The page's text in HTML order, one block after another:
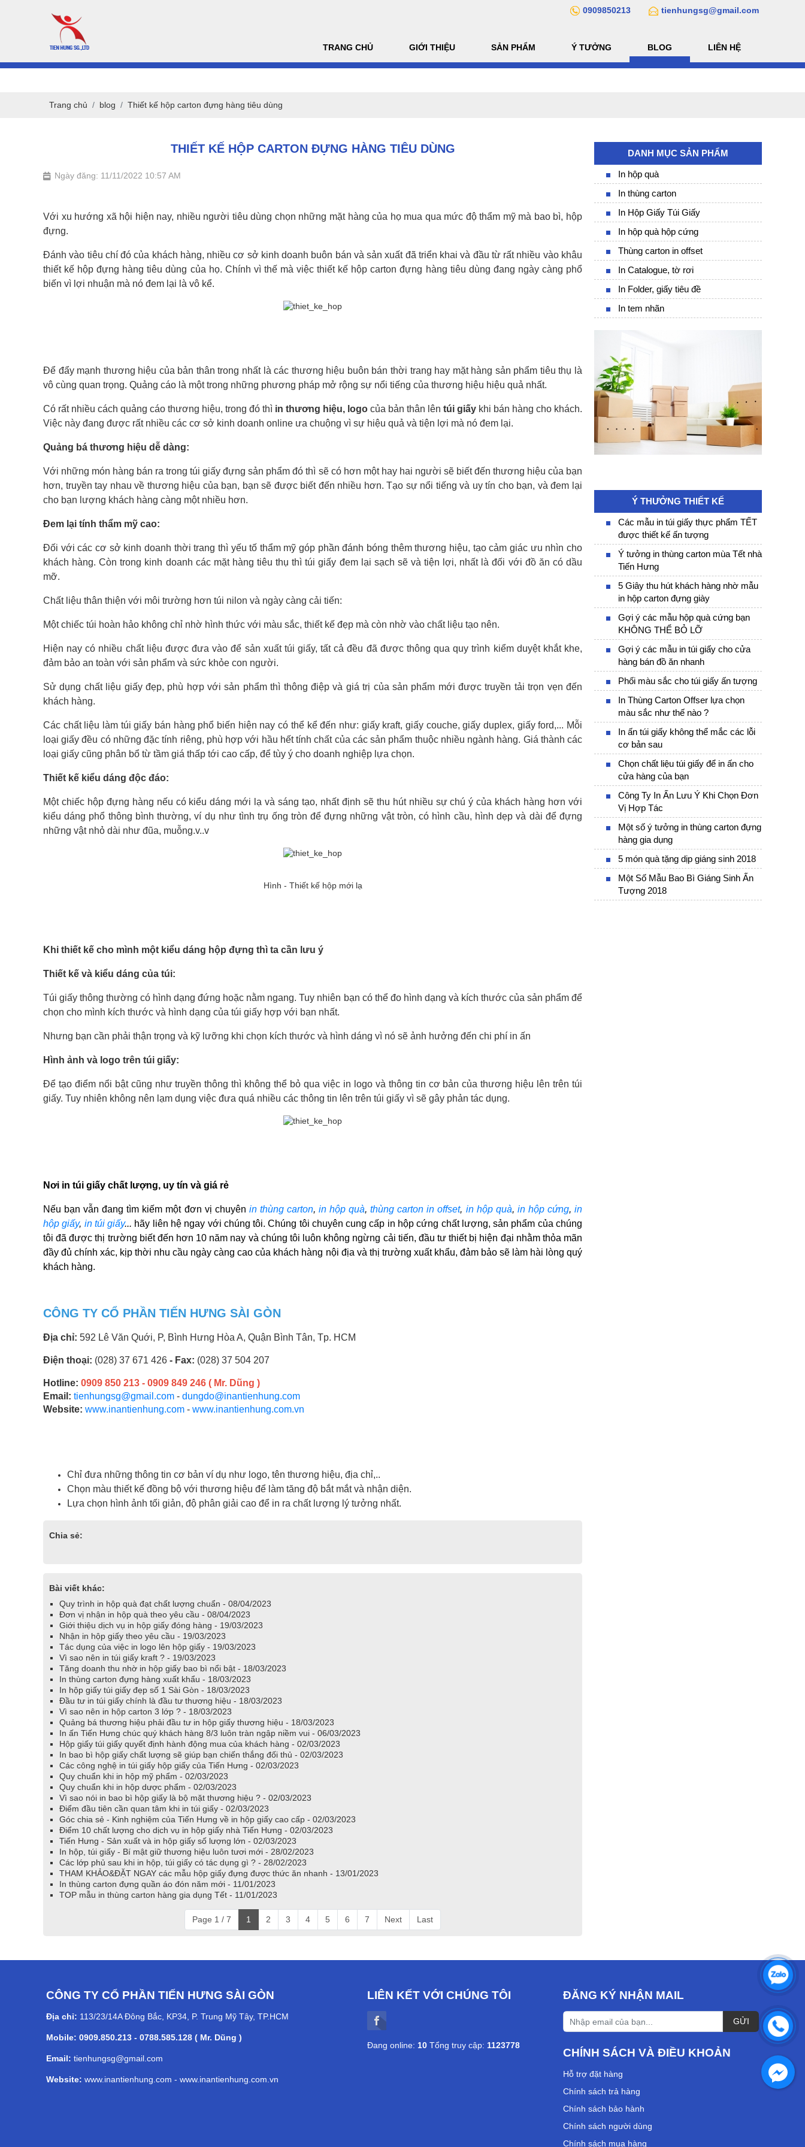
0909850213 tienhungsg@gmail.com
TRANG CHỦ GIỚI THIỆU SẢN PHẨM Ý TƯỞNG BLOG LIÊN HỆ
Trang chủ blog Thiết kế hộp carton đựng hàng tiêu dùng
THIẾT KẾ HỘP CARTON ĐỰNG HÀNG TIÊU DÙNG
Ngày đăng: 11/11/2022 10:57 AM
Với xu hướng xã hội hiện nay, nhiều người tiêu dùng chọn những mặt hàng của họ mua qua mức độ thẩm mỹ mà bao bì, hộp
đựng.
Đánh vào tiêu chí đó của khách hàng, nhiều cơ sở kinh doanh buôn bán và sản xuất đã triển khai và đầu từ rất nhiều vào khâu
thiết kế hộp đựng hàng tiêu dùng của họ. Chính vì thế mà việc thiết kế hộp carton đựng hàng tiêu dùng đang ngày càng phổ
biến vì lợi nhuận mà nó đem lại là vô kể.
Để đẩy mạnh thương hiệu của bản thân trong nhất là các thương hiệu buôn bán thời trang hay mặt hàng sản phẩm tiêu thụ là
vô cùng quan trọng. Quảng cáo là một trong những phương pháp mở rộng sự nổi tiếng của thương hiệu hiệu quả nhất.
Có rất nhiều cách quảng cáo thương hiệu, trong đó thì in thương hiệu, logo của bản thân lên túi giấy khi bán hàng cho khách.
Việc này đang được rất nhiều các cơ sở kinh doanh online ưa chuộng vì sự hiệu quả và tiện lợi mà nó đem lại.
Quảng bá thương hiệu dễ dàng:
Với những món hàng bán ra trong túi giấy đựng sản phẩm đó thì sẽ có hơn một hay hai người sẽ biết đến thương hiệu của bạn
hơn, truyền tay nhau về thương hiệu của bạn, bạn sẽ được biết đến nhiều hơn. Tạo sự nổi tiếng và uy tín cho bạn, và đem lại
cho bạn lượng khách hàng càng một nhiều hơn.
Đem lại tính thẩm mỹ cao:
Đối với các cơ sở kinh doanh thời trang thì yếu tố thẩm mỹ góp phần đánh bóng thêm thương hiệu, tạo cảm giác ưu nhìn cho
khách hàng. Còn trong kinh doanh các mặt hàng tiêu thụ thì túi giấy đem lại sạch sẽ và tiện lợi, nhất là đối với đồ ăn có dầu
mỡ.
Chất liệu thân thiện với môi trường hơn túi nilon và ngày càng cải tiến:
Một chiếc túi hoàn hảo không chỉ nhờ hình thức với màu sắc, thiết kế đẹp mà còn nhờ vào chất liệu tạo nên.
Hiện nay có nhiều chất liệu được đưa vào để sản xuất túi giấy, tất cả đều đã được thông qua quy trình kiểm duyệt khắt khe,
đảm bảo an toàn với sản phẩm và sức khỏe con người.
Sử dụng chất liệu giấy đẹp, phù hợp với sản phẩm thì thông điệp và giá trị của sản phẩm mới được truyền tải trọn vẹn đến
khách hàng.
Các chất liệu làm túi giấy bán hàng phổ biến hiện nay có thể kể đến như: giấy kraft, giấy couche, giấy duplex, giấy ford,... Mỗi
loại giấy đều có những đặc tính riêng, phù hợp với hầu hết tính chất của các sản phẩm thuộc nhiều ngành hàng. Giá thành các
loại giấy cũng phân bổ từ tầm giá thấp tới cao cấp, để tùy ý cho doanh nghiệp lựa chọn.
Thiết kế kiểu dáng độc đáo:
Một chiếc hộp đựng hàng nếu có kiểu dáng mới lạ và sáng tạo, nhất định sẽ thu hút nhiều sự chú ý của khách hàng hơn với
kiểu dáng phổ thông bình thường, ví dụ như tình trụ ống tròn để đựng những vật tròn, có hình cầu, hình dẹp và dài để đựng
những vật nhỏ dài như đũa, muỗng.v..v
Hình - Thiết kế hộp mới lạ
Khi thiết kế cho mình một kiểu dáng hộp đựng thì ta cần lưu ý
Thiết kế và kiểu dáng của túi:
Túi giấy thông thường có hình dạng đứng hoặc nằm ngang. Tuy nhiên bạn có thể đo hình dạng và kích thước của sản phẩm để
chọn cho mình kích thước và hình dạng của túi giấy hợp với bạn nhất.
Nhưng bạn cần phải thận trọng và kỹ lưỡng khi chọn kích thước và hình dáng vì nó sẽ ảnh hưởng đến chi phí in ấn
Hình ảnh và logo trên túi giấy:
Để tạo điểm nổi bật cũng như truyền thông thì không thể bỏ qua việc in logo và thông tin cơ bản của thương hiệu lên trên túi
giấy. Tuy nhiên không nên lạm dụng việc đưa quá nhiều các thông tin lên trên túi giấy vì sẽ gây phản tác dụng.
Nơi in túi giấy chất lượng, uy tín và giá rẻ
Nếu bạn vẫn đang tìm kiếm một đơn vị chuyên in thùng carton, in hộp quà, thùng carton in offset, in hộp quà, in hộp cứng, in
hộp giấy, in túi giấy... hãy liên hệ ngay với chúng tôi. Chúng tôi chuyên cung cấp in hộp cứng chất lượng, sản phẩm của chúng
tôi đã được thị trường biết đến hơn 10 năm nay và chúng tôi luôn không ngừng cải tiến, đầu tư thiết bị hiện đại nhằm thỏa mãn
đầy đủ chính xác, kịp thời nhu cầu ngày càng cao của khách hàng nội địa và thị trường xuất khẩu, đảm bảo sẽ làm hài lòng quý
khách hàng.
CÔNG TY CỔ PHẦN TIẾN HƯNG SÀI GÒN
Địa chỉ: 592 Lê Văn Quới, P, Bình Hưng Hòa A, Quận Bình Tân, Tp. HCM
Điện thoại: (028) 37 671 426 - Fax: (028) 37 504 207
Hotline: 0909 850 213 - 0909 849 246 ( Mr. Dũng )
Email: tienhungsg@gmail.com - dungdo@inantienhung.com
Website: www.inantienhung.com - www.inantienhung.com.vn
Chỉ đưa những thông tin cơ bản ví dụ như logo, tên thương hiệu, địa chỉ,..
Chọn màu thiết kế đồng bộ với thương hiệu để làm tăng độ bắt mắt và nhận diện.
Lựa chọn hình ảnh tối giản, độ phân giải cao để in ra chất lượng lý tưởng nhất.
Chia sẻ:
Bài viết khác:
Quy trình in hộp quà đạt chất lượng chuẩn - 08/04/2023
Đơn vị nhận in hộp quà theo yêu cầu - 08/04/2023
Giới thiệu dịch vụ in hộp giấy đóng hàng - 19/03/2023
Nhận in hộp giấy theo yêu cầu - 19/03/2023
Tác dụng của việc in logo lên hộp giấy - 19/03/2023
Vì sao nên in túi giấy kraft ? - 19/03/2023
Tăng doanh thu nhờ in hộp giấy bao bì nổi bật - 18/03/2023
In thùng carton đựng hàng xuất khẩu - 18/03/2023
In hộp giấy túi giấy đẹp số 1 Sài Gòn - 18/03/2023
Đầu tư in túi giấy chính là đầu tư thương hiệu - 18/03/2023
Vì sao nên in hộp carton 3 lớp ? - 18/03/2023
Quảng bá thương hiệu phải đầu tư in hộp giấy thương hiệu - 18/03/2023
In ấn Tiến Hưng chúc quý khách hàng 8/3 luôn tràn ngập niềm vui - 06/03/2023
Hộp giấy túi giấy quyết định hành động mua của khách hàng - 02/03/2023
In bao bì hộp giấy chất lượng sẽ giúp bạn chiến thắng đối thủ - 02/03/2023
Các công nghệ in túi giấy hộp giấy của Tiến Hưng - 02/03/2023
Quy chuẩn khi in hộp mỹ phẩm - 02/03/2023
Quy chuẩn khi in hộp dược phẩm - 02/03/2023
Vì sao nói in bao bì hộp giấy là bộ mặt thương hiệu ? - 02/03/2023
Điểm đầu tiên cần quan tâm khi in túi giấy - 02/03/2023
Góc chia sẻ - Kinh nghiệm của Tiến Hưng về in hộp giấy cao cấp - 02/03/2023
Điểm 10 chất lượng cho dịch vụ in hộp giấy nhà Tiến Hưng - 02/03/2023
Tiến Hưng - Sản xuất và in hộp giấy số lượng lớn - 02/03/2023
In hộp, túi giấy - Bí mật giữ thương hiệu luôn tươi mới - 28/02/2023
Các lớp phủ sau khi in hộp, túi giấy có tác dụng gì ? - 28/02/2023
THAM KHẢO&ĐẶT NGAY các mẫu hộp giấy đựng được thức ăn nhanh - 13/01/2023
In thùng carton đựng quần áo đón năm mới - 11/01/2023
TOP mẫu in thùng carton hàng gia dụng Tết - 11/01/2023
Page 1 / 7 1 2 3 4 5 6 7 Next Last
DANH MỤC SẢN PHẨM
In hộp quà
In thùng carton
In Hộp Giấy Túi Giấy
In hộp quà hộp cứng
Thùng carton in offset
In Catalogue, tờ rơi
In Folder, giấy tiêu đề
In tem nhãn
Ý THƯỞNG THIẾT KẾ
Các mẫu in túi giấy thực phẩm TẾT
được thiết kế ấn tượng
Ý tưởng in thùng carton mùa Tết nhà
Tiến Hưng
5 Giây thu hút khách hàng nhờ mẫu
in hộp carton đựng giày
Gợi ý các mẫu hộp quà cứng bạn
KHÔNG THỂ BỎ LỠ
Gợi ý các mẫu in túi giấy cho cửa
hàng bán đồ ăn nhanh
Phối màu sắc cho túi giấy ấn tượng
In Thùng Carton Offser lựa chọn
màu sắc như thế nào ?
In ấn túi giấy không thể mắc các lỗi
cơ bản sau
Chọn chất liệu túi giấy để in ấn cho
cửa hàng của bạn
Công Ty In Ấn Lưu Ý Khi Chọn Đơn
Vị Hợp Tác
Một số ý tưởng in thùng carton đựng
hàng gia dụng
5 món quà tặng dịp giáng sinh 2018
Một Số Mẫu Bao Bì Giáng Sinh Ấn
Tượng 2018
CÔNG TY CỔ PHẦN TIẾN HƯNG SÀI GÒN
Địa chỉ: 113/23/14A Đông Bắc, KP34, P. Trung Mỹ Tây, TP.HCM
Mobile: 0909.850.213 - 0788.585.128 ( Mr. Dũng )
Email: tienhungsg@gmail.com
Website: www.inantienhung.com - www.inantienhung.com.vn
LIÊN KẾT VỚI CHÚNG TÔI
Đang online: 10 Tổng truy cập: 1123778
ĐĂNG KÝ NHẬN MAIL
CHÍNH SÁCH VÀ ĐIỀU KHOẢN
Hỗ trợ đặt hàng
Chính sách trả hàng
Chính sách bảo hành
Chính sách người dùng
Chính sách mua hàng